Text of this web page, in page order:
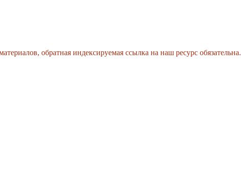
обратная индексируемая ссылка на наш ресурс обязательна.